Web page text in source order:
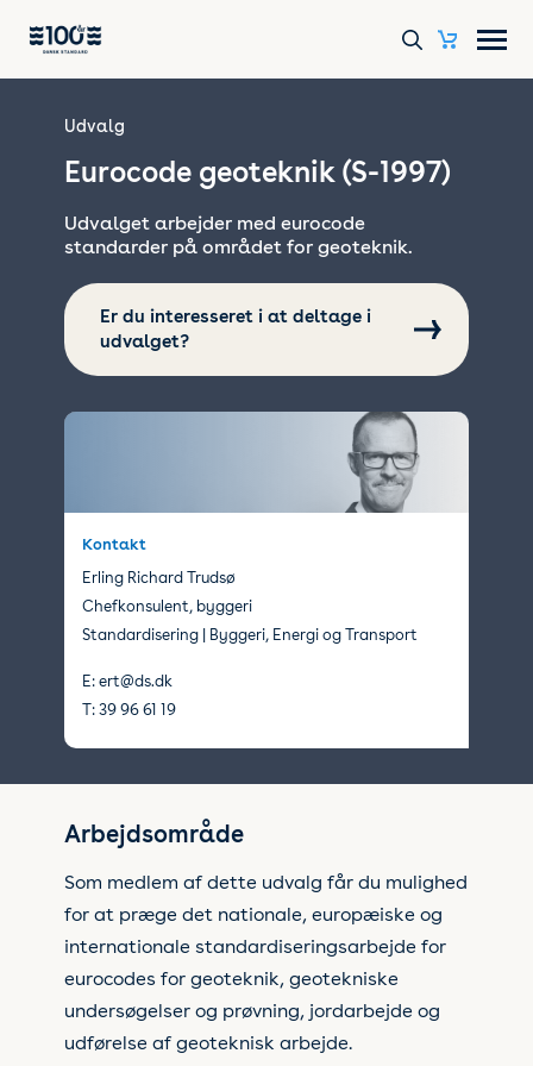
Udvalg
Eurocode geoteknik (S-1997)
Udvalget arbejder med eurocode
standarder på området for geoteknik.
Er du interesseret i at deltage i
udvalget?
Kontakt
Erling Richard Trudsø
Chefkonsulent, byggeri
Standardisering | Byggeri, Energi og Transport
E: ert@ds.dk
T: 39 96 61 19
Arbejdsområde
Som medlem af dette udvalg får du mulighed
for at præge det nationale, europæiske og
internationale standardiseringsarbejde for
eurocodes for geoteknik, geotekniske
undersøgelser og prøvning, jordarbejde og
udførelse af geoteknisk arbejde.